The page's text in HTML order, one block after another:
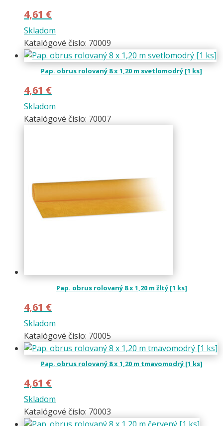
4,61 €
Skladom
Katalógové číslo: 70009
Pap. obrus rolovaný 8 x 1,20 m svetlomodrý [1 ks]
4,61 €
Skladom
Katalógové číslo: 70007
Pap. obrus rolovaný 8 x 1,20 m žltý [1 ks]
4,61 €
Skladom
Katalógové číslo: 70005
Pap. obrus rolovaný 8 x 1,20 m tmavomodrý [1 ks]
4,61 €
Skladom
Katalógové číslo: 70003